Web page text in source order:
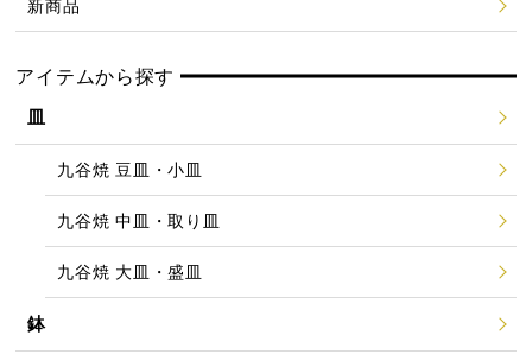
新商品
アイテムから探す
皿
九谷焼 豆皿・小皿
九谷焼 中皿・取り皿
九谷焼 大皿・盛皿
鉢